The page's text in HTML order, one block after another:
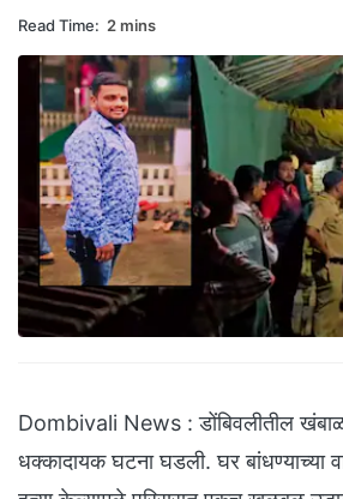
Read Time: 2 mins
Dombivali News : डोंबिवलीतील
धक्कादायक घटना घडली. घर बांधण्याच्या